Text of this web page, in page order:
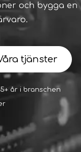
och bygga en
tjänster
5+ år i branschen